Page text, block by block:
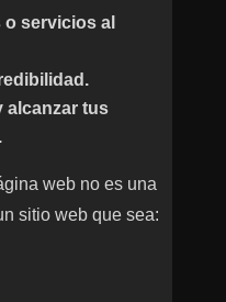
servicios al
alcanzar tus
web no es una
sitio web que sea: